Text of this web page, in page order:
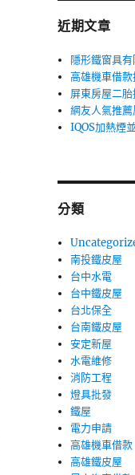
近期文章
隱形鐵窗具
高雄機車借
屏東房屋二
網友人氣推
IQOS加熱煙
分類
南投鐵皮屋
台中水電
台中鐵皮屋
台北保全
台南鐵皮屋
安定新屋
水電維修
消防工程
燈具批發
鐵屋
電力申請
高雄機車借款
高雄鐵皮屋